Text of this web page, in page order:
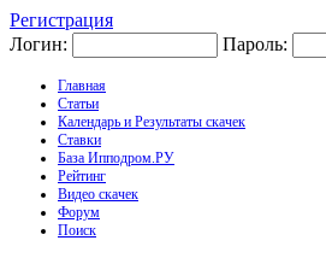
Регистрация
Логин:
Пароль:
Главная
Статьи
Календарь и Результаты скачек
Ставки
База Ипподром.РУ
Рейтинг
Видео скачек
Форум
Поиск